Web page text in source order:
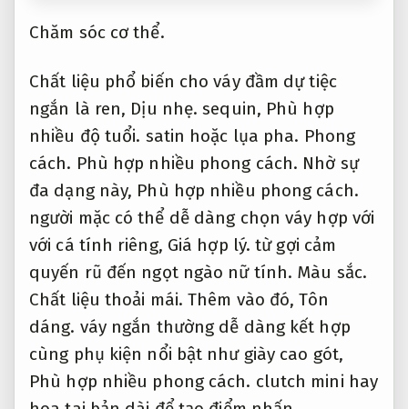
Chăm sóc cơ thể.
Chất liệu phổ biến cho váy đầm dự tiệc
ngắn là ren, Dịu nhẹ. sequin, Phù hợp
nhiều độ tuổi. satin hoặc lụa pha. Phong
cách. Phù hợp nhiều phong cách. Nhờ sự
đa dạng này, Phù hợp nhiều phong cách.
người mặc có thể dễ dàng chọn váy hợp với
với cá tính riêng, Giá hợp lý. từ gợi cảm
quyến rũ đến ngọt ngào nữ tính. Màu sắc.
Chất liệu thoải mái. Thêm vào đó,Tôn
dáng. váy ngắn thường dễ dàng kết hợp
cùng phụ kiện nổi bật như giày cao gót,
Phù hợp nhiều phong cách. clutch mini hay